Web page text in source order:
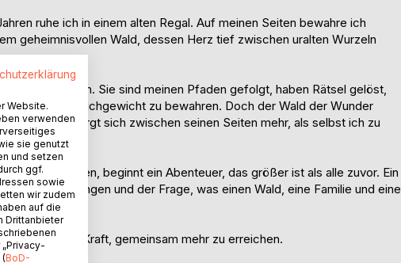
ruhe ich in einem alten Regal. Auf meinen Seiten bewahre ich
geheimnisvollen Wald, dessen Herz tief zwischen uralten Wurzeln
aufgeschlagen. Sie sind meinen Pfaden gefolgt, haben Rätsel gelöst,
sein Gleichgewicht zu bewahren. Doch der Wald der Wunder
verbirgt sich zwischen seinen Seiten mehr, als selbst ich zu
öffnen, beginnt ein Abenteuer, das größer ist als alle zuvor. Ein
Entdeckungen und der Frage, was einen Wald, eine Familie und eine
und die Kraft, gemeinsam mehr zu erreichen.
Website.
verwenden
sie genutzt
und setzen
ggf.
sowie
wir zudem
auf die
Drittanbieter
BoD-